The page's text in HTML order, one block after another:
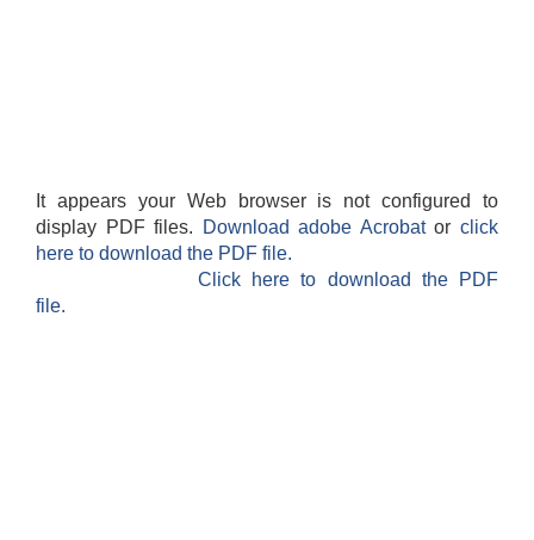
It appears your Web browser is not configured to
display PDF files.
Download adobe Acrobatorclick
here to download the PDF file.
Click here to download the PDF
file.